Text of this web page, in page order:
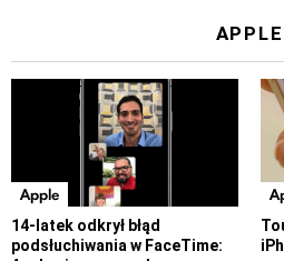
APPLE
Apple
14-latek odkrył błąd
podsłuchiwania w FaceTime: